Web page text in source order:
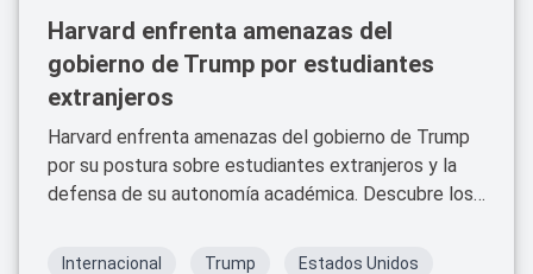
Harvard enfrenta amenazas del
gobierno de Trump por estudiantes
extranjeros
Harvard enfrenta amenazas del gobierno de Trump
por su postura sobre estudiantes extranjeros y la
defensa de su autonomía académica. Descubre los
Internacional Trump Estados Unidos